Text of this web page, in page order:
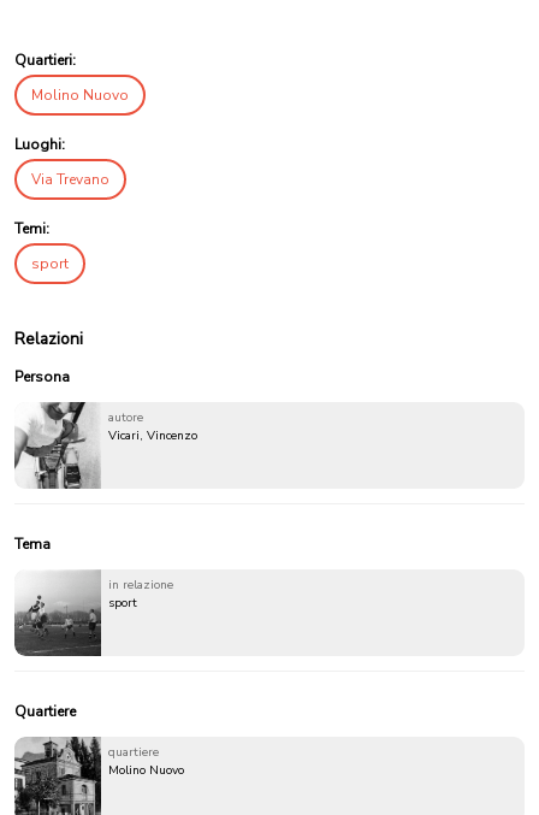
Quartieri:
Molino Nuovo
Luoghi:
Via Trevano
Temi:
sport
Relazioni
Persona
autore
Vicari, Vincenzo
Tema
in relazione
sport
Quartiere
quartiere
Molino Nuovo